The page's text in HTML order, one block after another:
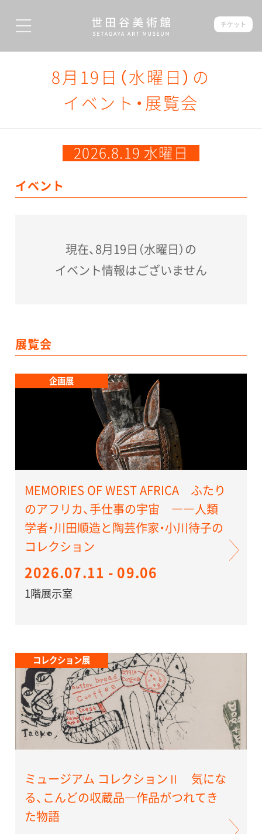
チケット
8月19日（水曜日）の
イベント・展覧会
2026.8.19 水曜日
イベント
現在、8月19日（水曜日）の
イベント情報はございません
展覧会
企画展
MEMORIES OF WEST AFRICA ふたり
のアフリカ、手仕事の宇宙 ――人類
学者・川田順造と陶芸作家・小川待子の
コレクション
2026.07.11 - 09.06
1階展示室
コレクション展
ミュージアム コレクションⅡ 気にな
る、こんどの収蔵品―作品がつれてき
た物語